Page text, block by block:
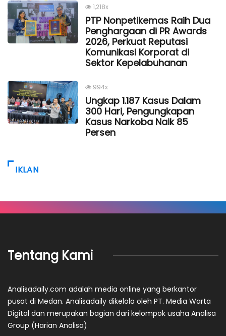
1,218x
PTP Nonpetikemas Raih Dua
Penghargaan di PR Awards
2026, Perkuat Reputasi
Komunikasi Korporat di
Sektor Kepelabuhanan
994x
Ungkap 1.187 Kasus Dalam
300 Hari, Pengungkapan
Kasus Narkoba Naik 85
Persen
IKLAN
Tentang Kami
Analisadaily.com adalah media online yang berkantor
pusat di Medan. Analisadaily dikelola oleh PT. Media Warta
Digital dan merupakan bagian dari kelompok usaha Analisa
Group (Harian Analisa)